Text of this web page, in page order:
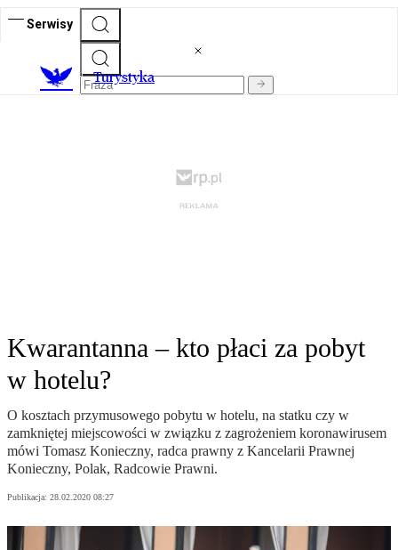
Serwisy
Turystyka
Kwarantanna – kto płaci za pobyt
w hotelu?
O kosztach przymusowego pobytu w hotelu, na statku czy w
zamkniętej miejscowości w związku z zagrożeniem koronawirusem
mówi Tomasz Konieczny, radca prawny z Kancelarii Prawnej
Konieczny, Polak, Radcowie Prawni.
Publikacja: 28.02.2020 08:27